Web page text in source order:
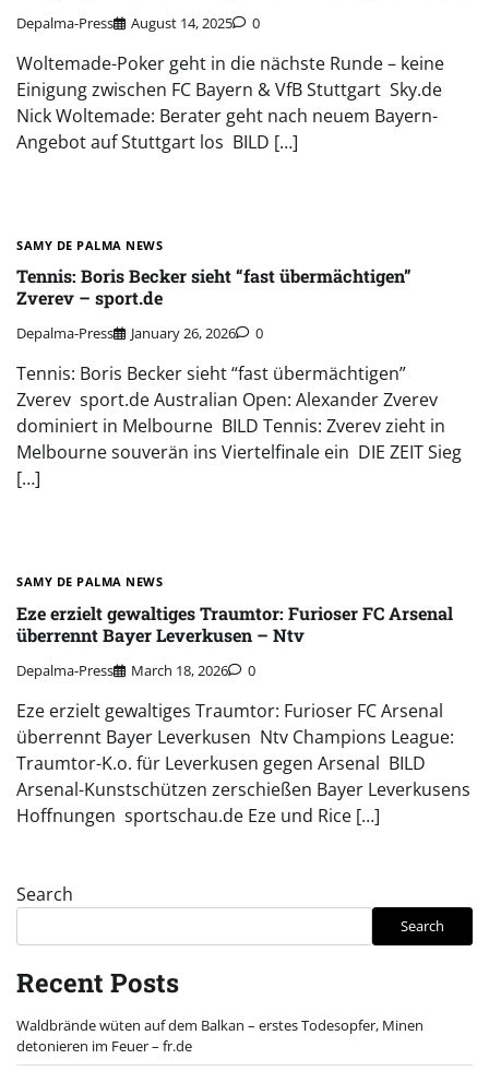
Depalma-Press August 14, 2025 0
Woltemade-Poker geht in die nächste Runde – keine
Einigung zwischen FC Bayern & VfB Stuttgart Sky.de
Nick Woltemade: Berater geht nach neuem Bayern-
Angebot auf Stuttgart los BILD […]
SAMY DE PALMA NEWS
Tennis: Boris Becker sieht “fast übermächtigen”
Zverev – sport.de
Depalma-Press January 26, 2026 0
Tennis: Boris Becker sieht “fast übermächtigen”
Zverev sport.de Australian Open: Alexander Zverev
dominiert in Melbourne BILD Tennis: Zverev zieht in
Melbourne souverän ins Viertelfinale ein DIE ZEIT Sieg
[…]
SAMY DE PALMA NEWS
Eze erzielt gewaltiges Traumtor: Furioser FC Arsenal
überrennt Bayer Leverkusen – Ntv
Depalma-Press March 18, 2026 0
Eze erzielt gewaltiges Traumtor: Furioser FC Arsenal
überrennt Bayer Leverkusen Ntv Champions League:
Traumtor-K.o. für Leverkusen gegen Arsenal BILD
Arsenal-Kunstschützen zerschießen Bayer Leverkusens
Hoffnungen sportschau.de Eze und Rice […]
Search
Search
Recent Posts
Waldbrände wüten auf dem Balkan – erstes Todesopfer, Minen
detonieren im Feuer – fr.de